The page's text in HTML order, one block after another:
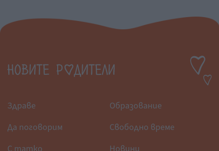
Здраве
Образование
Да поговорим
Свободно време